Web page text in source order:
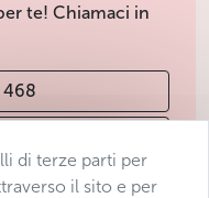
te! Chiamaci in
468
di terze parti per
il sito e per